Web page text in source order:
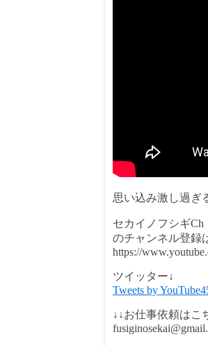
思い込み激し過ぎ
セカイノフシギCh
のチャンネル登録
https://
ツイッター↓
Tweets by
↓↓お仕事依頼はこ